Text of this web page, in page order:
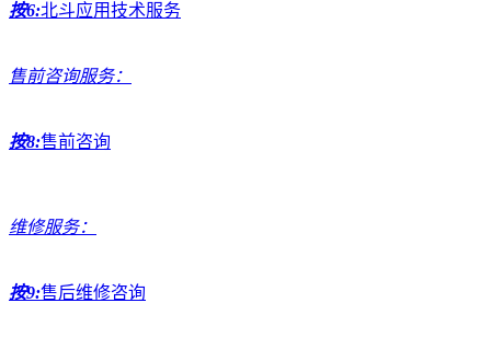
按6:北斗应用技术服务
售前咨询服务：
按8:售前咨询
维修服务：
按9:售后维修咨询